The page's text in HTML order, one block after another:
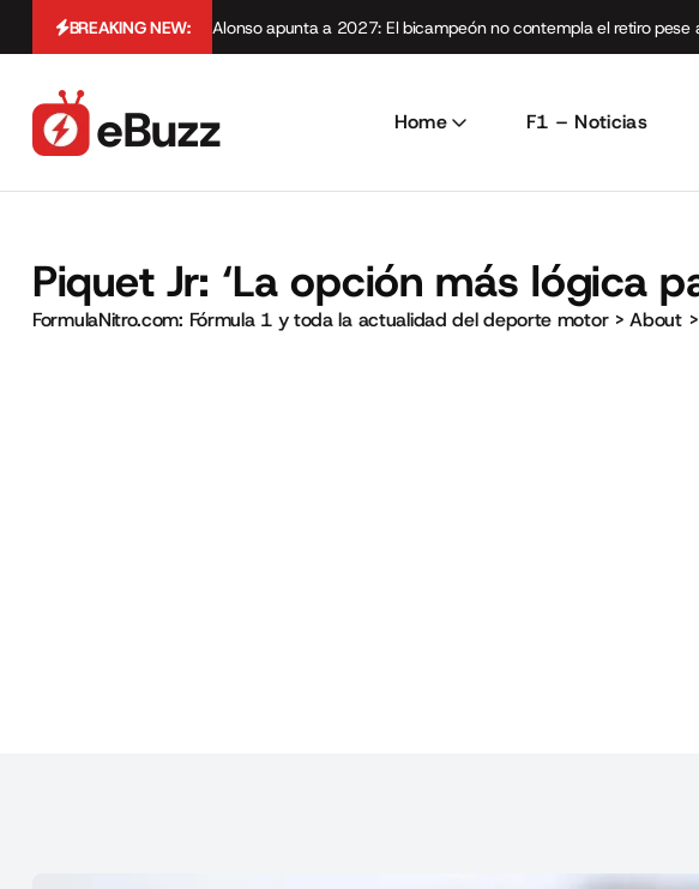
BREAKING NEW: Alonso apunta a 2027: El bicampeón no contempla el retiro pese
Home F1 – Noticias
Piquet Jr: ‘La opción más lógica
FormulaNitro.com: Fórmula 1 y toda la actualidad del deporte motor>About>